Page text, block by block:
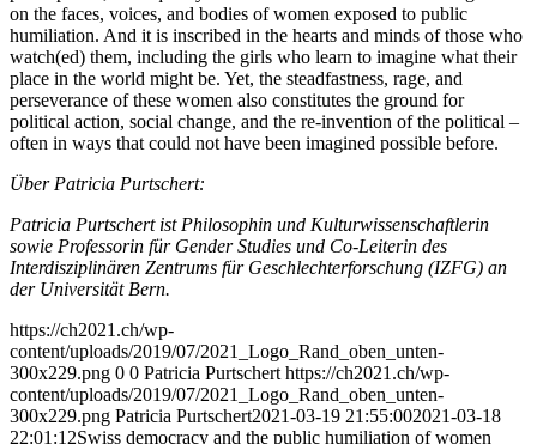
on the faces, voices, and bodies of women exposed to public
humiliation. And it is inscribed in the hearts and minds of those who
watch(ed) them, including the girls who learn to imagine what their
place in the world might be. Yet, the steadfastness, rage, and
perseverance of these women also constitutes the ground for
political action, social change, and the re-invention of the political –
often in ways that could not have been imagined possible before.
Über Patricia Purtschert:
Patricia Purtschert ist Philosophin und Kulturwissenschaftlerin
sowie Professorin für Gender Studies und Co-Leiterin des
Interdisziplinären Zentrums für Geschlechterforschung (IZFG) an
der Universität Bern.
https://ch2021.ch/wp-
content/uploads/2019/07/2021_Logo_Rand_oben_unten-
300x229.png 0 0 Patricia Purtschert https://ch2021.ch/wp-
content/uploads/2019/07/2021_Logo_Rand_oben_unten-
300x229.png Patricia Purtschert2021-03-19 21:55:002021-03-18
22:01:12Swiss democracy and the public humiliation of women